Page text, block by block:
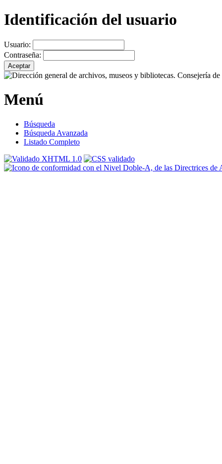
Identificación del usuario
Usuario:
Contraseña:
Menú
Búsqueda
Búsqueda Avanzada
Listado Completo